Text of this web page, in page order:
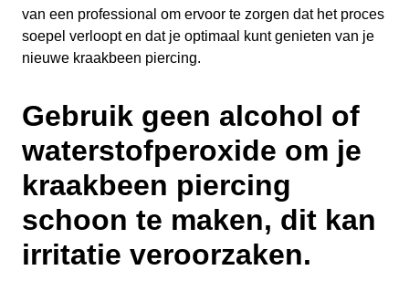
van een professional om ervoor te zorgen dat het proces
soepel verloopt en dat je optimaal kunt genieten van je
nieuwe kraakbeen piercing.
Gebruik geen alcohol of
waterstofperoxide om je
kraakbeen piercing
schoon te maken, dit kan
irritatie veroorzaken.